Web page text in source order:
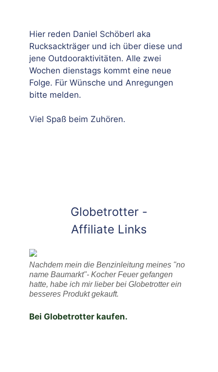
Hier reden Daniel Schöberl aka
Rucksackträger und ich über diese und
jene Outdooraktivitäten. Alle zwei
Wochen dienstags kommt eine neue
Folge. Für Wünsche und Anregungen
bitte melden.
Viel Spaß beim Zuhören.
Globetrotter -
Affiliate Links
Nachdem mein die Benzinleitung meines "no
name Baumarkt"- Kocher Feuer gefangen
hatte, habe ich mir lieber bei Globetrotter ein
besseres Produkt gekauft.
Bei Globetrotter kaufen.